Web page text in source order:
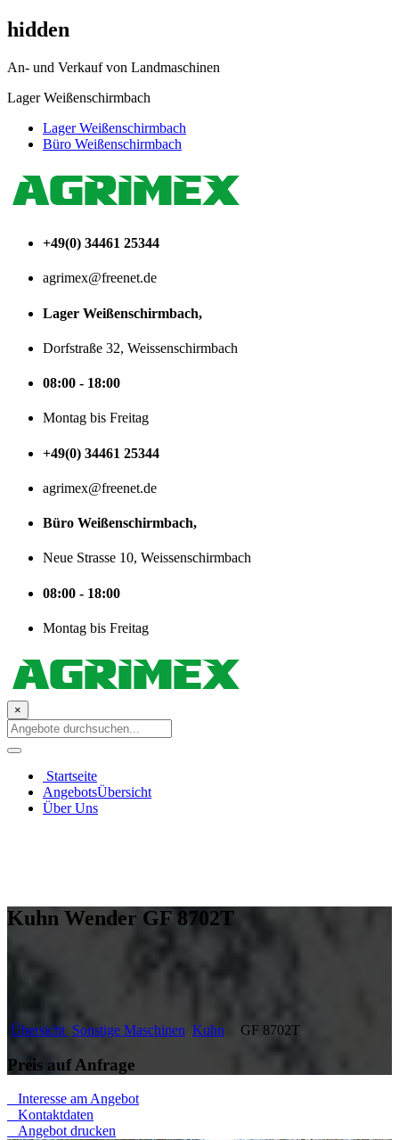
hidden
An- und Verkauf von Landmaschinen
Lager Weißenschirmbach
Lager Weißenschirmbach
Büro Weißenschirmbach
+49(0) 34461 25344
agrimex@freenet.de
Lager Weißenschirmbach,
Dorfstraße 32, Weissenschirmbach
08:00 - 18:00
Montag bis Freitag
+49(0) 34461 25344
agrimex@freenet.de
Büro Weißenschirmbach,
Neue Strasse 10, Weissenschirmbach
08:00 - 18:00
Montag bis Freitag
×
Startseite
AngebotsÜbersicht
Über Uns
Kuhn Wender GF 8702T
Übersicht Sonstige Maschinen Kuhn GF 8702T
Preis auf Anfrage
Interesse am Angebot
Kontaktdaten
Angebot drucken